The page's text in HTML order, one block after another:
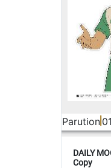
Parution
DAILY
Copy